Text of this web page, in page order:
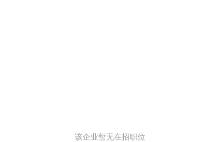
该企业暂无在招职位